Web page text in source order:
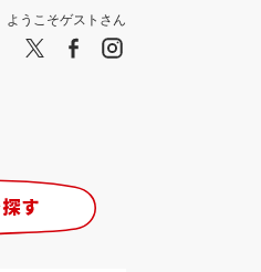
ようこそゲスト さん